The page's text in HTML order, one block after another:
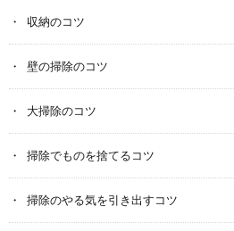
収納のコツ
壁の掃除のコツ
大掃除のコツ
掃除でものを捨てるコツ
掃除のやる気を引き出すコツ